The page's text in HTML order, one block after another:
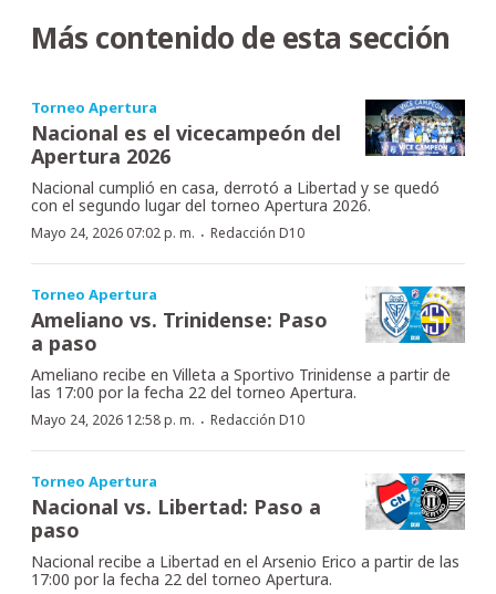
Más contenido de esta sección
Torneo Apertura
Nacional es el vicecampeón del
Apertura 2026
Nacional cumplió en casa, derrotó a Libertad y se quedó
con el segundo lugar del torneo Apertura 2026.
Mayo 24, 2026 07:02 p. m. · Redacción D10
Torneo Apertura
Ameliano vs. Trinidense: Paso
a paso
Ameliano recibe en Villeta a Sportivo Trinidense a partir de
las 17:00 por la fecha 22 del torneo Apertura.
Mayo 24, 2026 12:58 p. m. · Redacción D10
Torneo Apertura
Nacional vs. Libertad: Paso a
paso
Nacional recibe a Libertad en el Arsenio Erico a partir de las
17:00 por la fecha 22 del torneo Apertura.